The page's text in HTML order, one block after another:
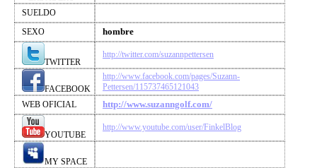
SUELDO
SEXO
hombre
TWITTER
http://twitter.com/suzannpettersen
FACEBOOK
http://www.facebook.com/pages/Suzann-
Pettersen/115737465121043
WEB OFICIAL
http://www.suzanngolf.com/
YOUTUBE
http://www.youtube.com/user/FinkelBlog
MY SPACE